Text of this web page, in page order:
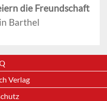
die Freundschaft
Barthel
Verlag